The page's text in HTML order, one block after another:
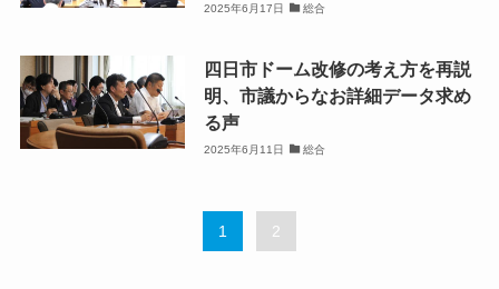
2025年6月17日 総合
四日市ドーム改修の考え方を再説
明、市議からなお詳細データ求め
る声
2025年6月11日 総合
1 2